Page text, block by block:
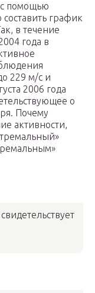
помощью
график
в течение
года в
229 м/с и
2006 года
о
Почему
активности,